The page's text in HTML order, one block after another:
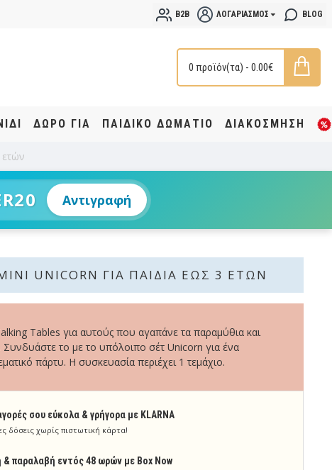
B2B ΛΟΓΑΡΙΑΣΜΌΣ BLOG
0 προϊόν(τα) - 0.00€
ΔΩΡΟ ΓΙΑ ΠΑΙΔΙΚΟ ΔΩΜΑΤΙΟ ΔΙΑΚΟΣΜΗΣΗ
ετών
Αντιγραφή
UNICORN ΓΙΑ ΠΑΙΔΙΆ ΈΩΣ 3 ΕΤΏΝ
σου εύκολα & γρήγορα με KLARNA
δόσεις χωρίς πιστωτική κάρτα!
& παραλαβή εντός 48 ωρών με Box Now
Tables για αυτούς που αγαπάνε τα παραμύθια και
το με το υπόλοιπο σέτ Unicorn για ένα
πάρτυ. Η συσκευασία περιέχει 1 τεμάχιο.